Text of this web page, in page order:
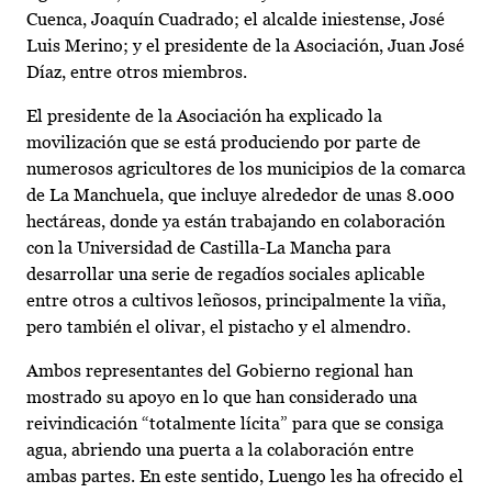
Cuenca, Joaquín Cuadrado; el alcalde iniestense, José
Luis Merino; y el presidente de la Asociación, Juan José
Díaz, entre otros miembros.
El presidente de la Asociación ha explicado la
movilización que se está produciendo por parte de
numerosos agricultores de los municipios de la comarca
de La Manchuela, que incluye alrededor de unas 8.000
hectáreas, donde ya están trabajando en colaboración
con la Universidad de Castilla-La Mancha para
desarrollar una serie de regadíos sociales aplicable
entre otros a cultivos leñosos, principalmente la viña,
pero también el olivar, el pistacho y el almendro.
Ambos representantes del Gobierno regional han
mostrado su apoyo en lo que han considerado una
reivindicación “totalmente lícita” para que se consiga
agua, abriendo una puerta a la colaboración entre
ambas partes. En este sentido, Luengo les ha ofrecido el